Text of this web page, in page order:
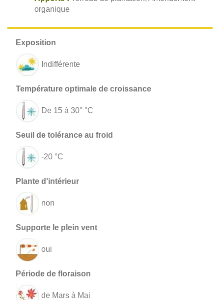
organique
Indifférente
De 15 à 30° °C
-20 °C
non
oui
de Mars à Mai